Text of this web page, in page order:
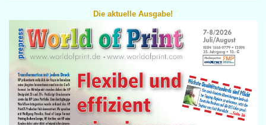
Die aktuelle Ausgabe!